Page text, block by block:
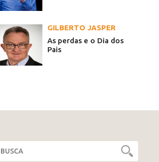
GILBERTO JASPER
As perdas e o Dia dos
Pais